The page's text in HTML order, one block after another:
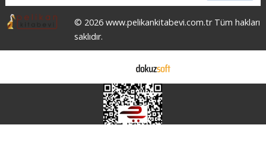
© 2026 www.pelikankitabevi.com.tr Tüm hakları
saklıdır.